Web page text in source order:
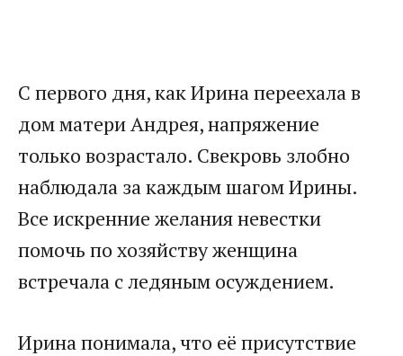
С первого дня, как Ирина переехала в
дом матери Андрея, напряжение
только возрастало. Свекровь злобно
наблюдала за каждым шагом Ирины.
Все искренние желания невестки
помочь по хозяйству женщина
встречала с ледяным осуждением.​
​Ирина понимала, что её присутствие